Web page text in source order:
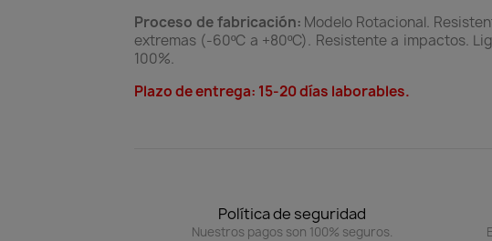
Proceso de fabricación: Modelo Rotacional.
extremas (-60ºC a +80ºC). Resistente a impactos.
100%.
Plazo de entrega: 15-20 días laborables.
Política de seguridad
Nuestros pagos son 100% seguros.